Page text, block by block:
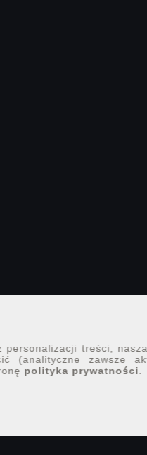
personalizacji treści,
(analityczne zawsze
polityka prywatności